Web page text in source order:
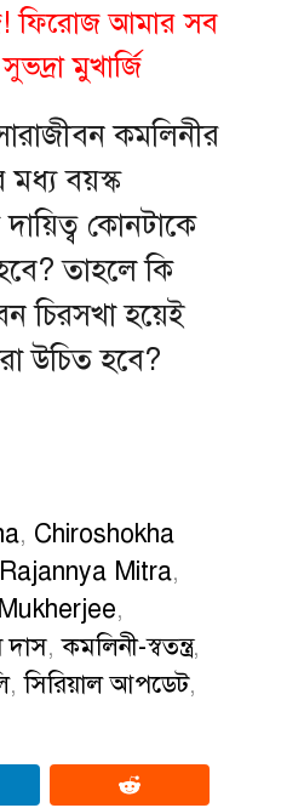
ফিরোজ আমার সব
মুখার্জি
কমলিনীর
মধ্য বয়স্ক
দায়িত্ব কোনটাকে
তাহলে কি
চিরসখা হয়েই
উচিত হবে?
, Chiroshokha
Rajannya Mitra,
,
দাস,কমলিনী-স্বতন্ত্র,
,সিরিয়াল আপডেট,